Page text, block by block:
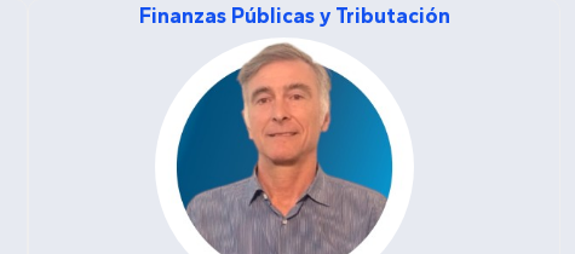
Finanzas Públicas y Tributación